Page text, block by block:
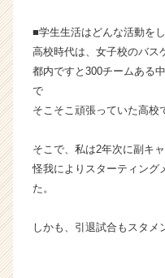
業
か
ら
ウ
が
届
活
■学生生活はどんな活動を
高校時代は、女子校のバス
都内ですと300チームある
で
そこそこ頑張っていた高校
そこで、私は2年次に副キ
怪我によりスターティング
た。
しかも、引退試合もスタメ